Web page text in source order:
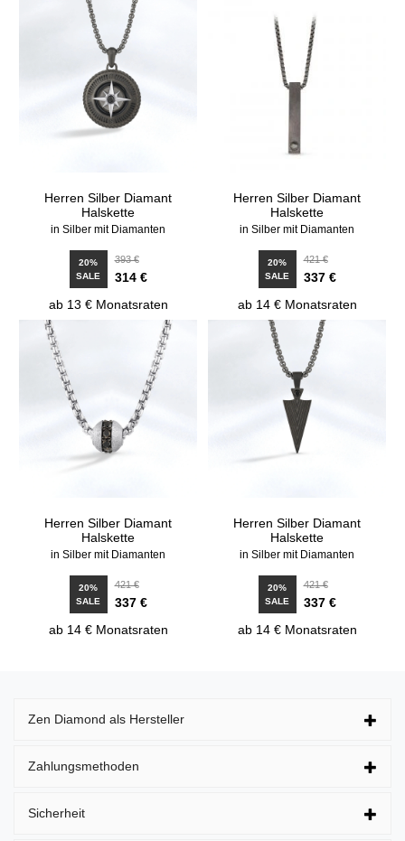
Herren Silber Diamant
Halskette
in Silber mit Diamanten
20%
SALE
393 €
314 €
ab 13 € Monatsraten
Herren Silber Diamant
Halskette
in Silber mit Diamanten
20%
SALE
421 €
337 €
ab 14 € Monatsraten
Herren Silber Diamant
Halskette
in Silber mit Diamanten
20%
SALE
421 €
337 €
ab 14 € Monatsraten
Herren Silber Diamant
Halskette
in Silber mit Diamanten
20%
SALE
421 €
337 €
ab 14 € Monatsraten
Zen Diamond als Hersteller
Zahlungsmethoden
Sicherheit